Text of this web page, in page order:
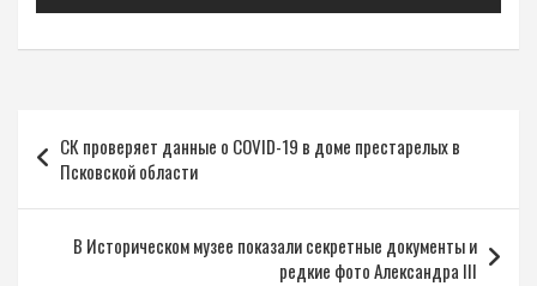
Навигация
по
записям
СК проверяет данные о COVID-19 в доме престарелых в
Псковской области
В Историческом музее показали секретные документы и
редкие фото Александра III